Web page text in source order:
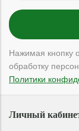
Нажимая кнопку
обработку
Политики
Личный